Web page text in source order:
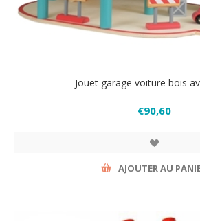
Jouet garage voiture bois
€90,60
AJOUTER AU